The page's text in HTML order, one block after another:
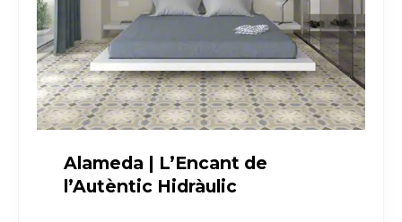
Alameda | L’Encant de
l’Autèntic Hidràulic